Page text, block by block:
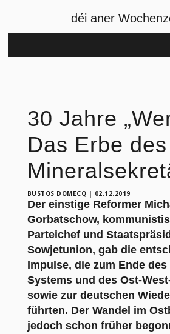
déi aner
30 Jahre
Das Erbe des
BUSTOS DOMECQ | 02.12.2019
Der einstige Reformer
Gorbatschow,
Parteichef und
Sowjetunion, gab die
Impulse, die zum Ende
Systems und des Ost-
sowie zur deutschen
führten. Der Wandel im
jedoch schon früher